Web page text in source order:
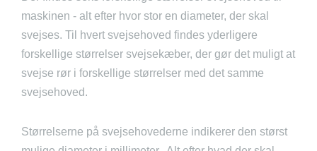
maskinen - alt efter hvor stor en diameter, der skal
svejses. Til hvert svejsehoved findes yderligere
forskellige størrelser svejsekæber, der gør det muligt at
svejse rør i forskellige størrelser med det samme
svejsehoved.
Størrelserne på svejsehovederne indikerer den størst